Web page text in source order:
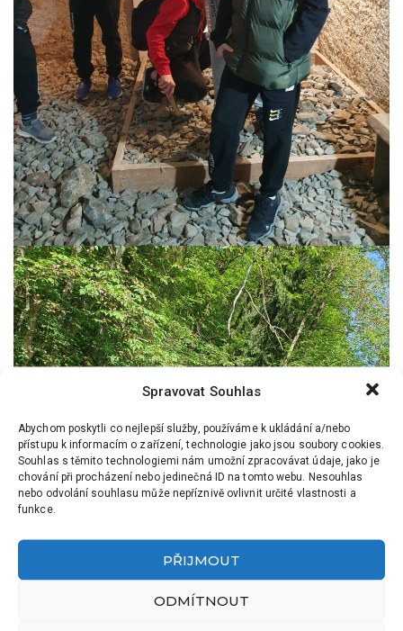
Spravovat Souhlas
Abychom poskytli co nejlepší služby, používáme k ukládání a/nebo
přístupu k informacím o zařízení, technologie jako jsou soubory cookies.
Souhlas s těmito technologiemi nám umožní zpracovávat údaje, jako je
chování při procházení nebo jedinečná ID na tomto webu. Nesouhlas
nebo odvolání souhlasu může nepříznivě ovlivnit určité vlastnosti a
funkce.
PŘIJMOUT
ODMÍTNOUT